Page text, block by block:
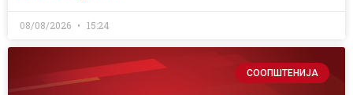
08/08/2026 15:24
СООПШТЕНИЈА